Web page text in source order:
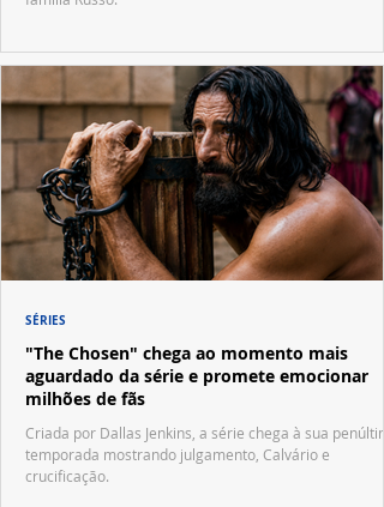
"The Chosen" chega ao momento mais
aguardado da série e promete emocionar
milhões de fãs
Criada por Dallas Jenkins, a série chega à sua
temporada mostrando julgamento, Calvário e
crucificação.
SÉRIES